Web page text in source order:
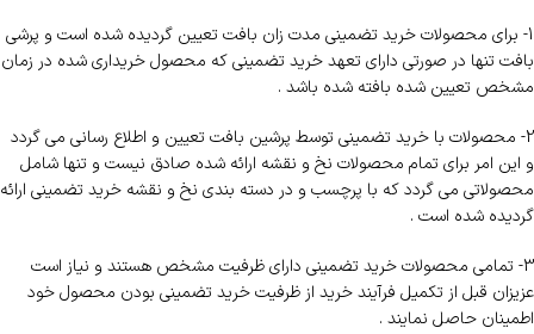
1- برای محصولات خرید تضمینی مدت زان بافت تعیین گردیده شده است و پرشی
بافت تنها در صورتی دارای تعهد خرید تضمینی که محصول خریداری شده در زمان
مشخص تعیین شده بافته شده باشد .
2- محصولات با خرید تضمینی توسط پرشین بافت تعیین و اطلاع رسانی می گردد
و این امر برای تمام محصولات نخ و نقشه ارائه شده صادق نیست و تنها شامل
محصولاتی می گردد که با پرچسب و در دسته بندی نخ و نقشه خرید تضمینی ارائه
گردیده شده است .
3- تمامی محصولات خرید تضمینی دارای ظرفیت مشخص هستند و نیاز است
عزیزان قبل از تکمیل فرآیند خرید از ظرفیت خرید تضمینی بودن محصول خود
اطمینان حاصل نمایند .